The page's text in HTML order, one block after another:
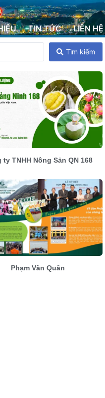
TIN TỨC LIÊN HỆ
Tìm kiếm
ty TNHH Nông Sản QN 168
Phạm Văn Quân